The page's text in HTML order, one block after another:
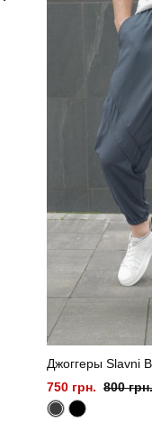
Джоггеры Slavni
750 грн. 800